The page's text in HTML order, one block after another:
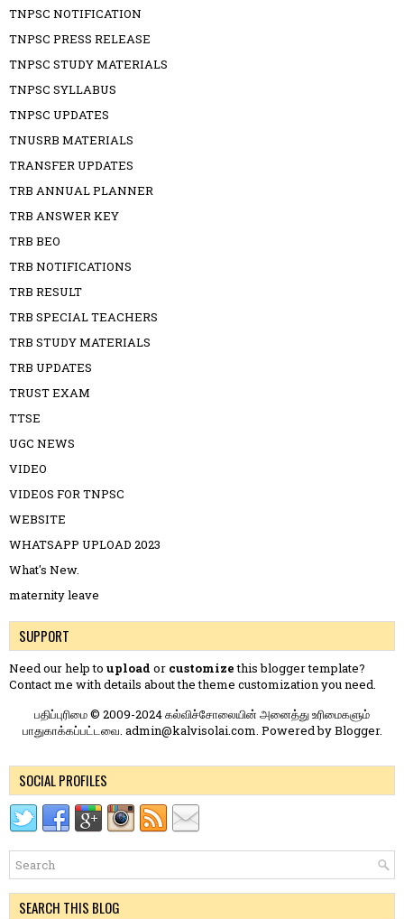
TNPSC NOTIFICATION
TNPSC PRESS RELEASE
TNPSC STUDY MATERIALS
TNPSC SYLLABUS
TNPSC UPDATES
TNUSRB MATERIALS
TRANSFER UPDATES
TRB ANNUAL PLANNER
TRB ANSWER KEY
TRB BEO
TRB NOTIFICATIONS
TRB RESULT
TRB SPECIAL TEACHERS
TRB STUDY MATERIALS
TRB UPDATES
TRUST EXAM
TTSE
UGC NEWS
VIDEO
VIDEOS FOR TNPSC
WEBSITE
WHATSAPP UPLOAD 2023
What's New.
maternity leave
SUPPORT
Need our help to upload or customizethis blogger template?
Contact me with details about the theme customization you need.
பதிப்புரிமை © 2009-2024 கல்விச்சோலையின் அனைத்து உரிமைகளும்
பாதுகாக்கப்பட்டவை. admin@kalvisolai.com. Powered byBlogger.
SOCIAL PROFILES
SEARCH THIS BLOG